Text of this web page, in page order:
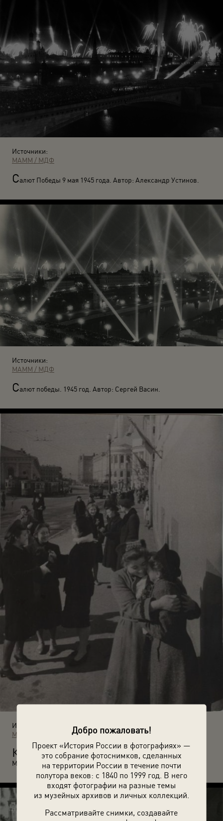
Добро пожаловать!
Проект «История России в фотографиях» —
это собрание фотоснимков, сделанных
на территории России в течение почти
полутора веков: с 1840 по 1999 год. В него
входят фотографии на разные темы
из музейных архивов и личных коллекций.
Рассматривайте снимки, создавайте
Источники:
МАММ / МДФ
Салют Победы 9 мая 1945 года. Автор: Александр Устинов.
Источники:
МАММ / МДФ
Салют победы. 1945 год. Автор: Сергей Васин.
Источники:
МАММ / МДФ
К
онец войны. Утро на улицах Москвы. 1945 год. Автор:
Михаил Грачев.